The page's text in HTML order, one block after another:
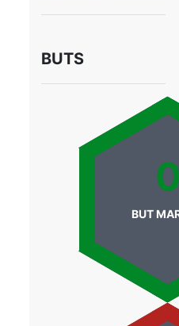
BUTS
0
BUT